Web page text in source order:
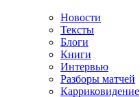
Новости
Тексты
Блоги
Книги
Интервью
Разборы матчей
Карриковидение